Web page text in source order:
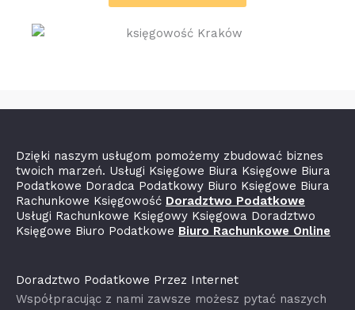
Dzięki naszym usługom pomożemy zbudować biznes
twoich marzeń. Usługi Księgowe Biura Księgowe Biura
Podatkowe Doradca Podatkowy Biuro Księgowe Biura
Rachunkowe Księgowość Doradztwo Podatkowe
Usługi Rachunkowe Księgowy Księgowa Doradztwo
Księgowe Biuro Podatkowe Biuro Rachunkowe Online
Doradztwo Podatkowe Przez Internet
Współpracując z nami zawsze możesz pytać naszych